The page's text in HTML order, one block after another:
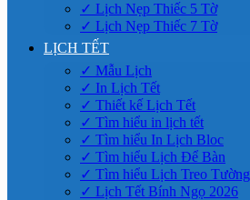
✓ Lịch Nẹp Thiếc 5 Tờ
✓ Lịch Nẹp Thiếc 7 Tờ
LỊCH TẾT
✓ Mẫu Lịch
✓ In Lịch Tết
✓ Thiết kế Lịch Tết
✓ Tìm hiểu in lịch tết
✓ Tìm hiểu In Lịch Bloc
✓ Tìm hiểu Lịch Để Bàn
✓ Tìm hiểu Lịch Treo Tường
✓ Lịch Tết Bính Ngọ 2026